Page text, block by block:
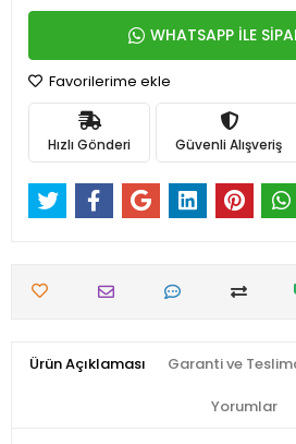
WHATSAPP İLE
Favorilerime ekle
Hızlı Gönderi Güvenli Alışveriş
Ürün Açıklaması Garanti ve
Yorumlar